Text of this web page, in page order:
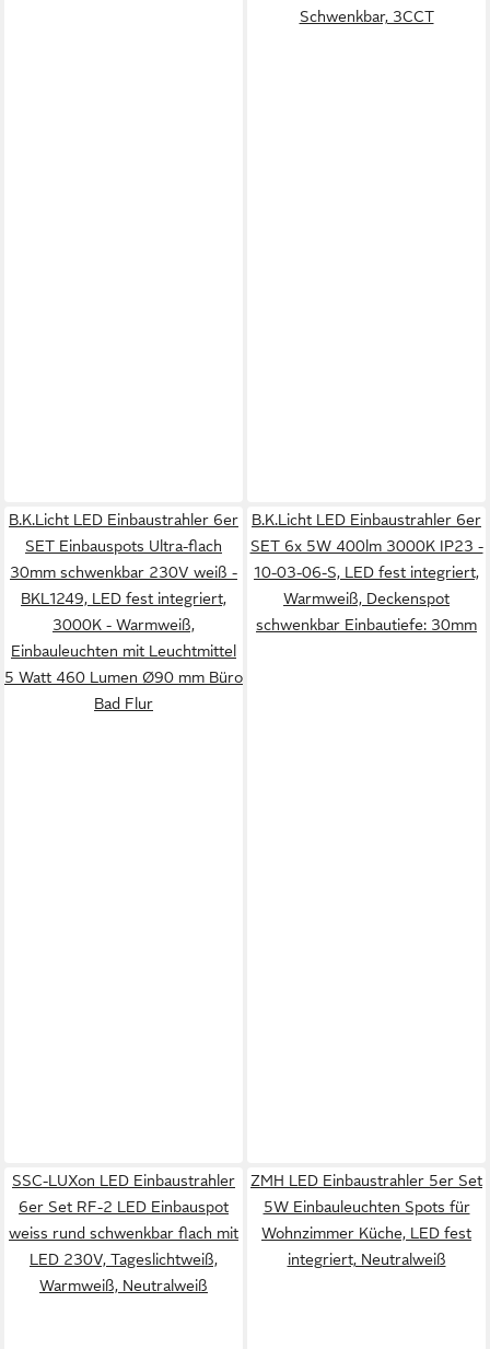
Schwenkbar, 3CCT
B.K.Licht LED Einbaustrahler 6er
SET Einbauspots Ultra-flach
30mm schwenkbar 230V weiß -
BKL1249, LED fest integriert,
3000K - Warmweiß,
Einbauleuchten mit Leuchtmittel
5 Watt 460 Lumen Ø90 mm Büro
Bad Flur
B.K.Licht LED Einbaustrahler 6er
SET 6x 5W 400lm 3000K IP23 -
10-03-06-S, LED fest integriert,
Warmweiß, Deckenspot
schwenkbar Einbautiefe: 30mm
SSC-LUXon LED Einbaustrahler
6er Set RF-2 LED Einbauspot
weiss rund schwenkbar flach mit
LED 230V, Tageslichtweiß,
Warmweiß, Neutralweiß
ZMH LED Einbaustrahler 5er Set
5W Einbauleuchten Spots für
Wohnzimmer Küche, LED fest
integriert, Neutralweiß